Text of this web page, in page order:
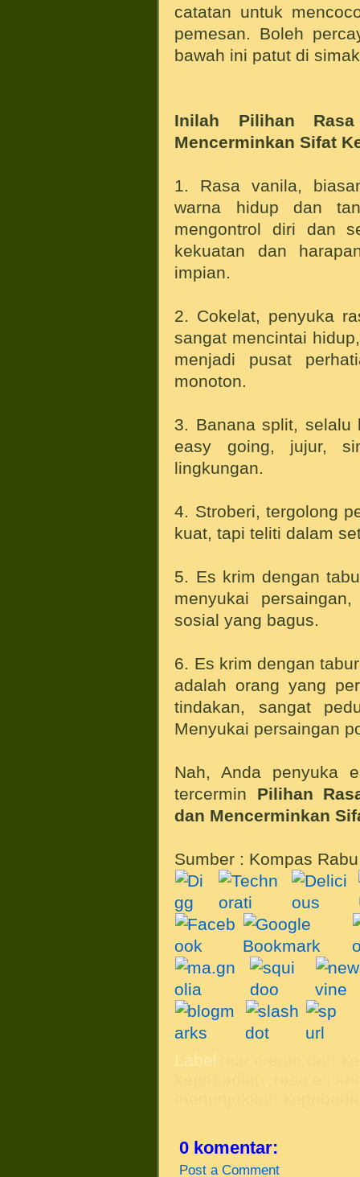
catatan untuk
pemesan. Boleh
bawah ini patut di
Inilah Pilihan
Mencerminkan Sifat
1. Rasa vanila,
warna hidup dan
mengontrol diri dan
kekuatan dan
impian.
2. Cokelat, penyuka
sangat mencintai
menjadi pusat
monoton.
3. Banana split, selalu
easy going, jujur,
lingkungan.
4. Stroberi, tergolong
kuat, tapi teliti dalam
5. Es krim dengan
menyukai
sosial yang bagus.
6. Es krim dengan
adalah orang yang
tindakan, sangat
Menyukai persaingan
Nah, Anda penyuka
tercermin Pilihan
dan Mencerminkan
Sumber : Kompas
Label:
0 komentar:
Post a Comment